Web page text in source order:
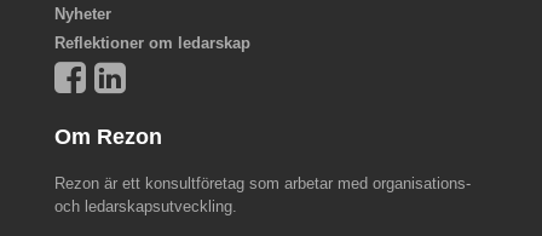
Nyheter
Reflektioner om ledarskap
Om Rezon
Rezon är ett konsultföretag som arbetar med organisations-
och ledarskapsutveckling.